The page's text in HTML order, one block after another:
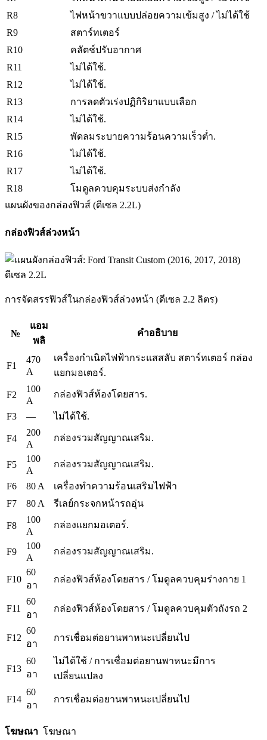
R8
ไฟหน้าขวาแบบปล่อยความเข้มสูง / ไม่ได้ใช้
R9
สตาร์ทเตอร์
R10
คลัตช์ปรับอากาศ
R11
ไม่ได้ใช้.
R12
ไม่ได้ใช้.
R13
การลดตัวเร่งปฏิกิริยาแบบเลือก
R14
ไม่ได้ใช้.
R15
พัดลมระบายความร้อนความเร็วต่ำ.
R16
ไม่ได้ใช้.
R17
ไม่ได้ใช้.
R18
โมดูลควบคุมระบบส่งกำลัง
แผนผังของกล่องฟิวส์ (ดีเซล 2.2L)
กล่องฟิวส์ล่วงหน้า
การจัดสรรฟิวส์ในกล่องฟิวส์ล่วงหน้า (ดีเซล 2.2 ลิตร)
№
แอม
พลิ
คำอธิบาย
F1
470
A
เครื่องกำเนิดไฟฟ้ากระแสสลับ สตาร์ทเตอร์ กล่อง
แยกมอเตอร์.
F2
100
A
กล่องฟิวส์ห้องโดยสาร.
F3 — ไม่ได้ใช้.
F4
200
A
กล่องรวมสัญญาณเสริม.
F5
100
A
กล่องรวมสัญญาณเสริม.
F6 80 A
เครื่องทำความร้อนเสริมไฟฟ้า
F7
80 A รีเลย์กระจกหน้ารถอุ่น
F8
100
A
กล่องแยกมอเตอร์.
F9
100
A
กล่องรวมสัญญาณเสริม.
F10
60
อา
กล่องฟิวส์ห้องโดยสาร / โมดูลควบคุมร่างกาย 1
F11
60
อา
กล่องฟิวส์ห้องโดยสาร / โมดูลควบคุมตัวถังรถ 2
F12
60
อา
การเชื่อมต่อยานพาหนะเปลี่ยนไป
F13
60
อา
ไม่ได้ใช้ / การเชื่อมต่อยานพาหนะมีการ
เปลี่ยนแปลง
F14
60
อา
การเชื่อมต่อยานพาหนะเปลี่ยนไป
โฆษณา โฆษณา